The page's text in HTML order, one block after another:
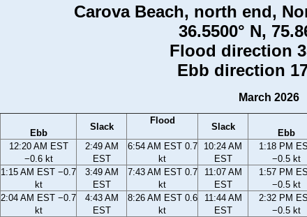
Carova Beach, north end,
36.5500° N,
Flood direction
Ebb direction
March 2026
Ebb
Slack
Flood
Slack
Ebb
12:20 AM EST
−0.6 kt
2:49 AM
EST
6:54 AM EST 0.7
kt
10:24 AM
EST
1:18 PM
−0.5 kt
1:15 AM EST −0.7
kt
3:49 AM
EST
7:43 AM EST 0.7
kt
11:07 AM
EST
1:57 PM
−0.5 kt
2:04 AM EST −0.7
kt
4:43 AM
EST
8:26 AM EST 0.6
kt
11:44 AM
EST
2:32 PM
−0.5 kt